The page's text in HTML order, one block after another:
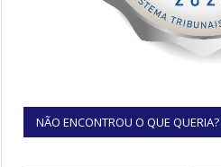
NÃO ENCONTROU O QUE QUERIA?